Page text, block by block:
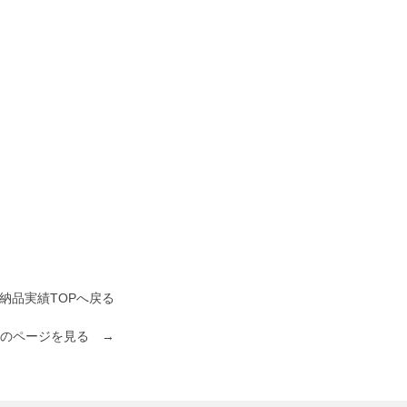
納品実績TOPへ戻る
ページを見る →